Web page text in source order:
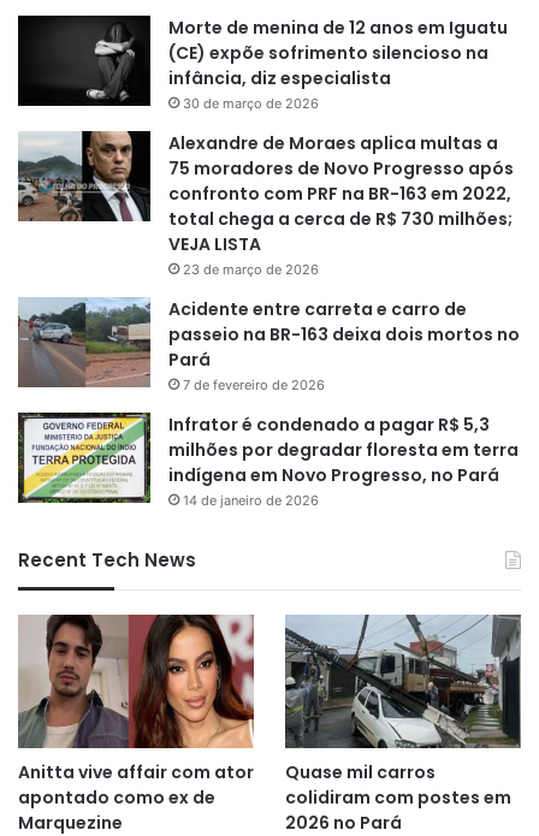
Morte de menina de 12 anos em Iguatu
(CE) expõe sofrimento silencioso na
infância, diz especialista
30 de março de 2026
Alexandre de Moraes aplica multas a
75 moradores de Novo Progresso após
confronto com PRF na BR-163 em 2022,
total chega a cerca de R$ 730 milhões;
VEJA LISTA
23 de março de 2026
Acidente entre carreta e carro de
passeio na BR-163 deixa dois mortos no
Pará
7 de fevereiro de 2026
Infrator é condenado a pagar R$ 5,3
milhões por degradar floresta em terra
indígena em Novo Progresso, no Pará
14 de janeiro de 2026
Recent Tech News
Anitta vive affair com ator
apontado como ex de
Marquezine
Quase mil carros
colidiram com postes em
2026 no Pará